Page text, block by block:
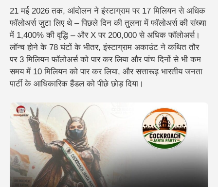
21 मई 2026 तक, आंदोलन ने इंस्टाग्राम पर 17 मिलियन से अधिक
फॉलोअर्स जुटा लिए थे – पिछले दिन की तुलना में फॉलोअर्स की संख्या
में 1,400% की वृद्धि – और X पर 200,000 से अधिक फॉलोअर्स।
लॉन्च होने के 78 घंटों के भीतर, इंस्टाग्राम अकाउंट ने कथित तौर
पर 3 मिलियन फॉलोअर्स को पार कर लिया और पांच दिनों से भी कम
समय में 10 मिलियन को पार कर लिया, और सत्तारूढ़ भारतीय जनता
पार्टी के आधिकारिक हैंडल को पीछे छोड़ दिया।